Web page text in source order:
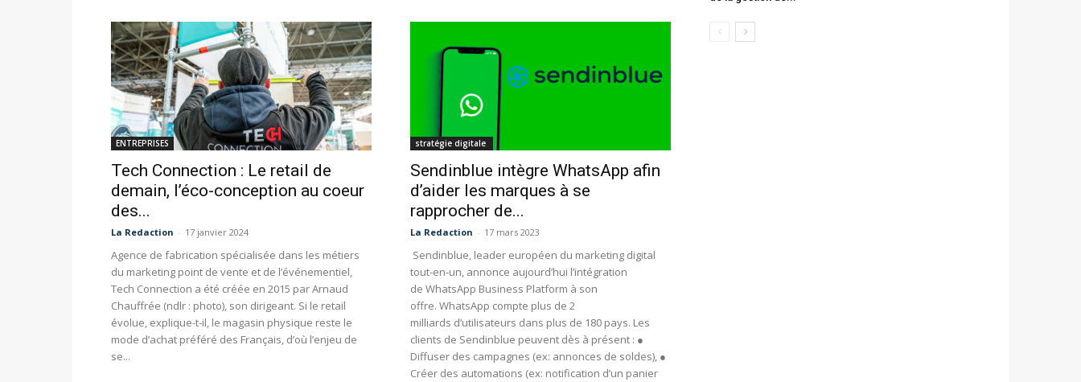
ENTREPRISES
Tech Connection : Le retail de
demain, l’éco-conception au coeur
des...
La Redaction - 17 janvier 2024
Agence de fabrication spécialisée dans les métiers
du marketing point de vente et de l’événementiel,
Tech Connection a été créée en 2015 par Arnaud
Chauffrée (ndlr : photo), son dirigeant. Si le retail
évolue, explique-t-il, le magasin physique reste le
mode d’achat préféré des Français, d’où l’enjeu de
se...
stratégie digitale
Sendinblue intègre WhatsApp afin
d’aider les marques à se
rapprocher de...
La Redaction - 17 mars 2023
Sendinblue, leader européen du marketing digital
tout-en-un, annonce aujourd’hui l’intégration
de WhatsApp Business Platform à son
offre. WhatsApp compte plus de 2
milliards d’utilisateurs dans plus de 180 pays. Les
clients de Sendinblue peuvent dès à présent : ●
Diffuser des campagnes (ex: annonces de soldes), ●
Créer des automations (ex: notification d’un panier